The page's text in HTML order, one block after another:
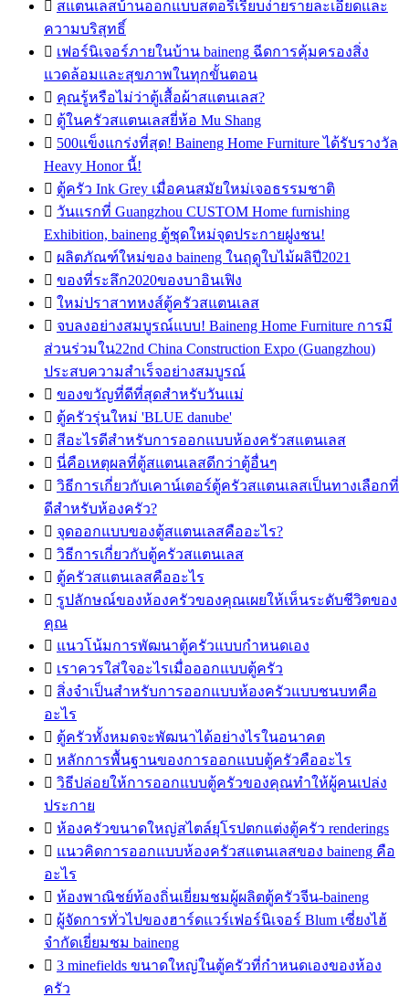
 สแตนเลสบ้านออกแบบสตอรี่เรียบง่ายรายละเอียดและ
ความบริสุทธิ์
 เฟอร์นิเจอร์ภายในบ้าน baineng ฉีดการคุ้มครองสิ่ง
แวดล้อมและสุขภาพในทุกขั้นตอน
 คุณรู้หรือไม่ว่าตู้เสื้อผ้าสแตนเลส?
 ตู้ในครัวสแตนเลสยี่ห้อ Mu Shang
 500แข็งแกร่งที่สุด! Baineng Home Furniture ได้รับรางวัล
Heavy Honor นี้!
 ตู้ครัว Ink Grey เมื่อคนสมัยใหม่เจอธรรมชาติ
 วันแรกที่ Guangzhou CUSTOM Home furnishing
Exhibition, baineng ตู้ชุดใหม่จุดประกายฝูงชน!
 ผลิตภัณฑ์ใหม่ของ baineng ในฤดูใบไม้ผลิปี2021
 ของที่ระลึก2020ของบาอินเฟิง
 ใหม่ปราสาทหงส์ตู้ครัวสแตนเลส
 จบลงอย่างสมบูรณ์แบบ! Baineng Home Furniture การมี
ส่วนร่วมใน22nd China Construction Expo (Guangzhou)
ประสบความสำเร็จอย่างสมบูรณ์
 ของขวัญที่ดีที่สุดสำหรับวันแม่
 ตู้ครัวรุ่นใหม่ 'BLUE danube'
 สีอะไรดีสำหรับการออกแบบห้องครัวสแตนเลส
 นี่คือเหตุผลที่ตู้สแตนเลสดีกว่าตู้อื่นๆ
 วิธีการเกี่ยวกับเคาน์เตอร์ตู้ครัวสแตนเลสเป็นทางเลือกที่
ดีสำหรับห้องครัว?
 จุดออกแบบของตู้สแตนเลสคืออะไร?
 วิธีการเกี่ยวกับตู้ครัวสแตนเลส
 ตู้ครัวสแตนเลสคืออะไร
 รูปลักษณ์ของห้องครัวของคุณเผยให้เห็นระดับชีวิตของ
คุณ
 แนวโน้มการพัฒนาตู้ครัวแบบกำหนดเอง
 เราควรใส่ใจอะไรเมื่อออกแบบตู้ครัว
 สิ่งจำเป็นสำหรับการออกแบบห้องครัวแบบชนบทคือ
อะไร
 ตู้ครัวทั้งหมดจะพัฒนาได้อย่างไรในอนาคต
 หลักการพื้นฐานของการออกแบบตู้ครัวคืออะไร
 วิธีปล่อยให้การออกแบบตู้ครัวของคุณทำให้ผู้คนเปล่ง
ประกาย
 ห้องครัวขนาดใหญ่สไตล์ยุโรปตกแต่งตู้ครัว renderings
 แนวคิดการออกแบบห้องครัวสแตนเลสของ baineng คือ
อะไร
 ห้องพาณิชย์ท้องถิ่นเยี่ยมชมผู้ผลิตตู้ครัวจีน-baineng
 ผู้จัดการทั่วไปของฮาร์ดแวร์เฟอร์นิเจอร์ Blum เซี่ยงไฮ้
จำกัดเยี่ยมชม baineng
 3 minefields ขนาดใหญ่ในตู้ครัวที่กำหนดเองของห้อง
ครัว